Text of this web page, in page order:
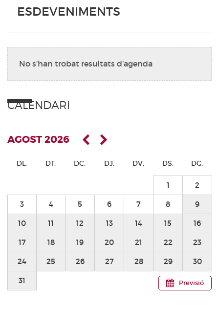
ESDEVENIMENTS
No s’han trobat resultats d’agenda
CALENDARI
Previsió
AGOST 2026
DL. DT. DC. DJ. DV. DS. DG.
1 2
3 4 5 6 7 8 9
10 11 12 13 14 15 16
17 18 19 20 21 22 23
24 25 26 27 28 29 30
31